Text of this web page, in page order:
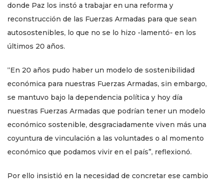
donde Paz los instó a trabajar en una reforma y
reconstrucción de las Fuerzas Armadas para que sean
autosostenibles, lo que no se lo hizo -lamentó- en los
últimos 20 años.
“En 20 años pudo haber un modelo de sostenibilidad
económica para nuestras Fuerzas Armadas, sin embargo,
se mantuvo bajo la dependencia política y hoy día
nuestras Fuerzas Armadas que podrían tener un modelo
económico sostenible, desgraciadamente viven más una
coyuntura de vinculación a las voluntades o al momento
económico que podamos vivir en el país”, reflexionó.
Por ello insistió en la necesidad de concretar ese cambio